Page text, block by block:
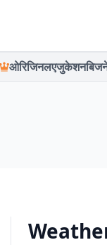
ओरिजिनलएजुकेशन
Weather